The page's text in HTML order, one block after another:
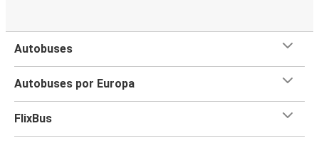
Autobuses
Autobuses por Europa
FlixBus